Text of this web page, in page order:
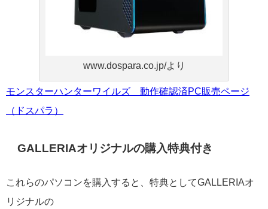
www.dospara.co.jp/より
モンスターハンターワイルズ 動作確認済PC販売ページ
（ドスパラ）
GALLERIAオリジナルの購入特典付き
これらのパソコンを購入すると、特典としてGALLERIAオ
リジナルの